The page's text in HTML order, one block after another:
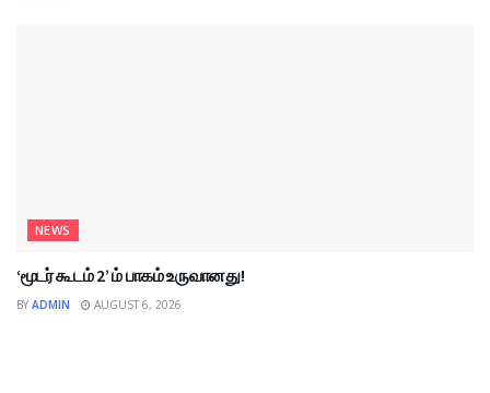
NEWS
‘மூடர் கூடம் 2’ ம் பாகம் உருவானது!
BY ADMIN AUGUST 6, 2026